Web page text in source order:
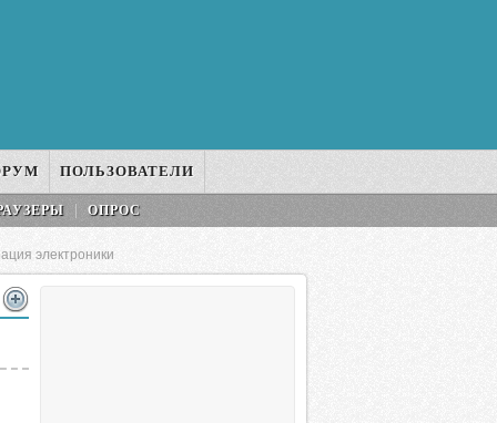
ПОЛЬЗОВАТЕЛИ
ОПРОС
электроники